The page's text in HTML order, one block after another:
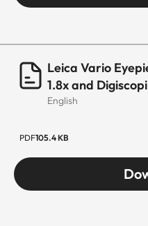
Leica Vario
1.8x and
English
PDF105.4 KB